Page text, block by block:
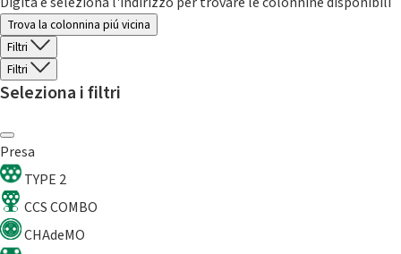
Trova la colonnina piú vicina
Filtri
Filtri
Seleziona i filtri
Presa
TYPE 2
CCS COMBO
CHAdeMO